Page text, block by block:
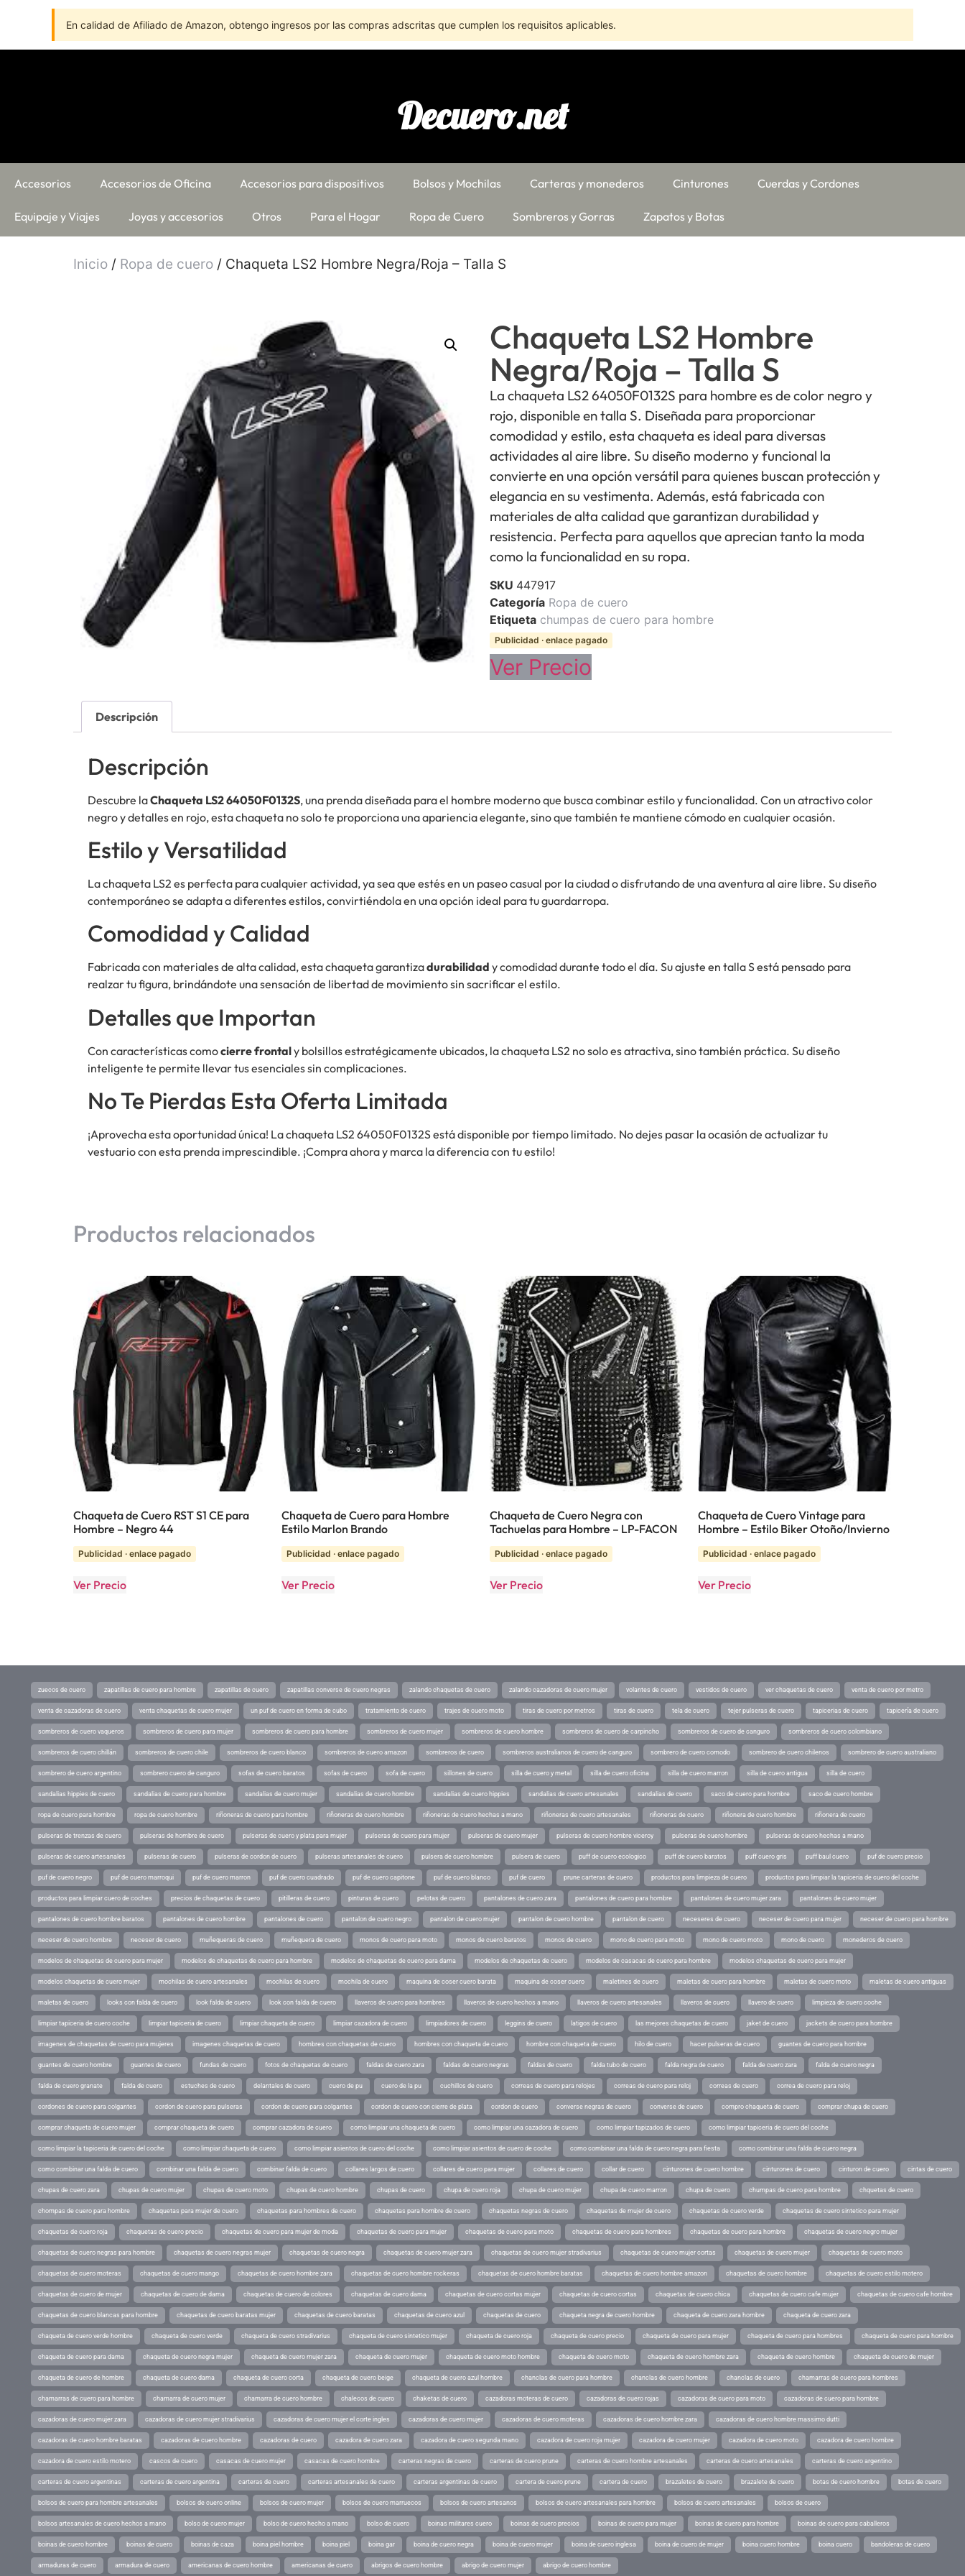
En calidad de Afiliado de Amazon, obtengo ingresos por las compras adscritas que cumplen los requisitos aplicables.
Decuero.net
Accesorios Accesorios de Oficina Accesorios para dispositivos Bolsos y Mochilas Carteras y monederos Cinturones Cuerdas y Cordones
Equipaje y Viajes Joyas y accesorios Otros Para el Hogar Ropa de Cuero Sombreros y Gorras Zapatos y Botas
Inicio / Ropa de cuero / Chaqueta LS2 Hombre Negra/Roja – Talla S
Chaqueta LS2 Hombre
Negra/Roja – Talla S
La chaqueta LS2 64050F0132S para hombre es de color negro y
rojo, disponible en talla S. Diseñada para proporcionar
comodidad y estilo, esta chaqueta es ideal para diversas
actividades al aire libre. Su diseño moderno y funcional la
convierte en una opción versátil para quienes buscan protección y
elegancia en su vestimenta. Además, está fabricada con
materiales de alta calidad que garantizan durabilidad y
resistencia. Perfecta para aquellos que aprecian tanto la moda
como la funcionalidad en su ropa.
SKU 447917
Categoría Ropa de cuero
Etiqueta chumpas de cuero para hombre
Publicidad · enlace pagado
Ver Precio
Descripción
Descripción
Descubre laChaqueta LS2 64050F0132S, una prenda diseñada para el hombre moderno que busca combinar estilo y funcionalidad. Con un atractivo color
negro y detalles en rojo, esta chaqueta no solo te proporciona una apariencia elegante, sino que también te mantiene cómodo en cualquier ocasión.
Estilo y Versatilidad
La chaqueta LS2 es perfecta para cualquier actividad, ya sea que estés en un paseo casual por la ciudad o disfrutando de una aventura al aire libre. Su diseño
contemporáneo se adapta a diferentes estilos, convirtiéndola en una opción ideal para tu guardarropa.
Comodidad y Calidad
Fabricada con materiales de alta calidad, esta chaqueta garantizadurabilidad y comodidad durante todo el día. Su ajuste en talla S está pensado para
realzar tu figura, brindándote una sensación de libertad de movimiento sin sacrificar el estilo.
Detalles que Importan
Con características comocierre frontaly bolsillos estratégicamente ubicados, la chaqueta LS2 no solo es atractiva, sino también práctica. Su diseño
inteligente te permite llevar tus esenciales sin complicaciones.
No Te Pierdas Esta Oferta Limitada
¡Aprovecha esta oportunidad única! La chaqueta LS2 64050F0132S está disponible por tiempo limitado. No dejes pasar la ocasión de actualizar tu
vestuario con esta prenda imprescindible. ¡Compra ahora y marca la diferencia con tu estilo!
Productos relacionados
Chaqueta de Cuero RST S1 CE para
Hombre – Negro 44
Publicidad · enlace pagado
Ver Precio
Chaqueta de Cuero para Hombre
Estilo Marlon Brando
Publicidad · enlace pagado
Ver Precio
Chaqueta de Cuero Negra con
Tachuelas para Hombre – LP-FACON
Publicidad · enlace pagado
Ver Precio
Chaqueta de Cuero Vintage para
Hombre – Estilo Biker Otoño/Invierno
Publicidad · enlace pagado
Ver Precio
zuecos de cuero zapatillas de cuero para hombre zapatillas de cuero zapatillas converse de cuero negras zalando chaquetas de cuero zalando cazadoras de cuero mujer volantes de cuero vestidos de cuero ver chaquetas de cuero venta de cuero por metro
venta de cazadoras de cuero venta chaquetas de cuero mujer un puf de cuero en forma de cubo tratamiento de cuero trajes de cuero moto tiras de cuero por metros tiras de cuero tela de cuero tejer pulseras de cuero tapicerias de cuero tapicería de cuero
sombreros de cuero vaqueros sombreros de cuero para mujer sombreros de cuero para hombre sombreros de cuero mujer sombreros de cuero hombre sombreros de cuero de carpincho sombreros de cuero de canguro sombreros de cuero colombiano
sombreros de cuero chillán sombreros de cuero chile sombreros de cuero blanco sombreros de cuero amazon sombreros de cuero sombreros australianos de cuero de canguro sombrero de cuero comodo sombrero de cuero chilenos sombrero de cuero australiano
sombrero de cuero argentino sombrero cuero de canguro sofas de cuero baratos sofas de cuero sofa de cuero sillones de cuero silla de cuero y metal silla de cuero oficina silla de cuero marron silla de cuero antigua silla de cuero
sandalias hippies de cuero sandalias de cuero para hombre sandalias de cuero mujer sandalias de cuero hombre sandalias de cuero hippies sandalias de cuero artesanales sandalias de cuero saco de cuero para hombre saco de cuero hombre
ropa de cuero para hombre ropa de cuero hombre riñoneras de cuero para hombre riñoneras de cuero hombre riñoneras de cuero hechas a mano riñoneras de cuero artesanales riñoneras de cuero riñonera de cuero hombre riñonera de cuero
pulseras de trenzas de cuero pulseras de hombre de cuero pulseras de cuero y plata para mujer pulseras de cuero para mujer pulseras de cuero mujer pulseras de cuero hombre viceroy pulseras de cuero hombre pulseras de cuero hechas a mano
pulseras de cuero artesanales pulseras de cuero pulseras de cordon de cuero pulseras artesanales de cuero pulsera de cuero hombre pulsera de cuero puff de cuero ecologico puff de cuero baratos puff cuero gris puff baul cuero puf de cuero precio
puf de cuero negro puf de cuero marroqui puf de cuero marron puf de cuero cuadrado puf de cuero capitone puf de cuero blanco puf de cuero prune carteras de cuero productos para limpieza de cuero productos para limpiar la tapiceria de cuero del coche
productos para limpiar cuero de coches precios de chaquetas de cuero pitilleras de cuero pinturas de cuero pelotas de cuero pantalones de cuero zara pantalones de cuero para hombre pantalones de cuero mujer zara pantalones de cuero mujer
pantalones de cuero hombre baratos pantalones de cuero hombre pantalones de cuero pantalon de cuero negro pantalon de cuero mujer pantalon de cuero hombre pantalon de cuero neceseres de cuero neceser de cuero para mujer neceser de cuero para hombre
neceser de cuero hombre neceser de cuero muñequeras de cuero muñequera de cuero monos de cuero para moto monos de cuero baratos monos de cuero mono de cuero para moto mono de cuero moto mono de cuero monederos de cuero
modelos de chaquetas de cuero para mujer modelos de chaquetas de cuero para hombre modelos de chaquetas de cuero para dama modelos de chaquetas de cuero modelos de casacas de cuero para hombre modelos chaquetas de cuero para mujer
modelos chaquetas de cuero mujer mochilas de cuero artesanales mochilas de cuero mochila de cuero maquina de coser cuero barata maquina de coser cuero maletines de cuero maletas de cuero para hombre maletas de cuero moto maletas de cuero antiguas
maletas de cuero looks con falda de cuero look falda de cuero look con falda de cuero llaveros de cuero para hombres llaveros de cuero hechos a mano llaveros de cuero artesanales llaveros de cuero llavero de cuero limpieza de cuero coche
limpiar tapiceria de cuero coche limpiar tapiceria de cuero limpiar chaqueta de cuero limpiar cazadora de cuero limpiadores de cuero leggins de cuero latigos de cuero las mejores chaquetas de cuero jaket de cuero jackets de cuero para hombre
imagenes de chaquetas de cuero para mujeres imagenes chaquetas de cuero hombres con chaquetas de cuero hombres con chaqueta de cuero hombre con chaqueta de cuero hilo de cuero hacer pulseras de cuero guantes de cuero para hombre
guantes de cuero hombre guantes de cuero fundas de cuero fotos de chaquetas de cuero faldas de cuero zara faldas de cuero negras faldas de cuero falda tubo de cuero falda negra de cuero falda de cuero zara falda de cuero negra
falda de cuero granate falda de cuero estuches de cuero delantales de cuero cuero de pu cuero de la pu cuchillos de cuero correas de cuero para relojes correas de cuero para reloj correas de cuero correa de cuero para reloj
cordones de cuero para colgantes cordon de cuero para pulseras cordon de cuero para colgantes cordon de cuero con cierre de plata cordon de cuero converse negras de cuero converse de cuero compro chaqueta de cuero comprar chupa de cuero
comprar chaqueta de cuero mujer comprar chaqueta de cuero comprar cazadora de cuero como limpiar una chaqueta de cuero como limpiar una cazadora de cuero como limpiar tapizados de cuero como limpiar tapiceria de cuero del coche
como limpiar la tapiceria de cuero del coche como limpiar chaqueta de cuero como limpiar asientos de cuero del coche como limpiar asientos de cuero de coche como combinar una falda de cuero negra para fiesta como combinar una falda de cuero negra
como combinar una falda de cuero combinar una falda de cuero combinar falda de cuero collares largos de cuero collares de cuero para mujer collares de cuero collar de cuero cinturones de cuero hombre cinturones de cuero cinturon de cuero cintas de cuero
chupas de cuero zara chupas de cuero mujer chupas de cuero moto chupas de cuero hombre chupas de cuero chupa de cuero roja chupa de cuero mujer chupa de cuero marron chupa de cuero chumpas de cuero para hombre chquetas de cuero
chompas de cuero para hombre chaquetas para mujer de cuero chaquetas para hombres de cuero chaquetas para hombre de cuero chaquetas negras de cuero chaquetas de mujer de cuero chaquetas de cuero verde chaquetas de cuero sintetico para mujer
chaquetas de cuero roja chaquetas de cuero precio chaquetas de cuero para mujer de moda chaquetas de cuero para mujer chaquetas de cuero para moto chaquetas de cuero para hombres chaquetas de cuero para hombre chaquetas de cuero negro mujer
chaquetas de cuero negras para hombre chaquetas de cuero negras mujer chaquetas de cuero negra chaquetas de cuero mujer zara chaquetas de cuero mujer stradivarius chaquetas de cuero mujer cortas chaquetas de cuero mujer chaquetas de cuero moto
chaquetas de cuero moteras chaquetas de cuero mango chaquetas de cuero hombre zara chaquetas de cuero hombre rockeras chaquetas de cuero hombre baratas chaquetas de cuero hombre amazon chaquetas de cuero hombre chaquetas de cuero estilo motero
chaquetas de cuero de mujer chaquetas de cuero de dama chaquetas de cuero de colores chaquetas de cuero dama chaquetas de cuero cortas mujer chaquetas de cuero cortas chaquetas de cuero chica chaquetas de cuero cafe mujer chaquetas de cuero cafe hombre
chaquetas de cuero blancas para hombre chaquetas de cuero baratas mujer chaquetas de cuero baratas chaquetas de cuero azul chaquetas de cuero chaqueta negra de cuero hombre chaqueta de cuero zara hombre chaqueta de cuero zara
chaqueta de cuero verde hombre chaqueta de cuero verde chaqueta de cuero stradivarius chaqueta de cuero sintetico mujer chaqueta de cuero roja chaqueta de cuero precio chaqueta de cuero para mujer chaqueta de cuero para hombres chaqueta de cuero para hombre
chaqueta de cuero para dama chaqueta de cuero negra mujer chaqueta de cuero mujer zara chaqueta de cuero mujer chaqueta de cuero moto hombre chaqueta de cuero moto chaqueta de cuero hombre zara chaqueta de cuero hombre chaqueta de cuero de mujer
chaqueta de cuero de hombre chaqueta de cuero dama chaqueta de cuero corta chaqueta de cuero beige chaqueta de cuero azul hombre chanclas de cuero para hombre chanclas de cuero hombre chanclas de cuero chamarras de cuero para hombres
chamarras de cuero para hombre chamarra de cuero mujer chamarra de cuero hombre chalecos de cuero chaketas de cuero cazadoras moteras de cuero cazadoras de cuero rojas cazadoras de cuero para moto cazadoras de cuero para hombre
cazadoras de cuero mujer zara cazadoras de cuero mujer stradivarius cazadoras de cuero mujer el corte ingles cazadoras de cuero mujer cazadoras de cuero moteras cazadoras de cuero hombre zara cazadoras de cuero hombre massimo dutti
cazadoras de cuero hombre baratas cazadoras de cuero hombre cazadoras de cuero cazadora de cuero zara cazadora de cuero segunda mano cazadora de cuero roja mujer cazadora de cuero mujer cazadora de cuero moto cazadora de cuero hombre
cazadora de cuero estilo motero cascos de cuero casacas de cuero mujer casacas de cuero hombre carteras negras de cuero carteras de cuero prune carteras de cuero hombre artesanales carteras de cuero artesanales carteras de cuero argentino
carteras de cuero argentinas carteras de cuero argentina carteras de cuero carteras artesanales de cuero carteras argentinas de cuero cartera de cuero prune cartera de cuero brazaletes de cuero brazalete de cuero botas de cuero hombre botas de cuero
bolsos de cuero para hombre artesanales bolsos de cuero online bolsos de cuero mujer bolsos de cuero marruecos bolsos de cuero artesanos bolsos de cuero artesanales para hombre bolsos de cuero artesanales bolsos de cuero
bolsos artesanales de cuero hechos a mano bolso de cuero mujer bolso de cuero hecho a mano bolso de cuero boinas militares cuero boinas de cuero precios boinas de cuero para mujer boinas de cuero para hombre boinas de cuero para caballeros
boinas de cuero hombre boinas de cuero boinas de caza boina piel hombre boina piel boina gar boina de cuero negra boina de cuero mujer boina de cuero inglesa boina de cuero de mujer boina cuero hombre boina cuero bandoleras de cuero
armaduras de cuero armadura de cuero americanas de cuero hombre americanas de cuero abrigos de cuero hombre abrigo de cuero mujer abrigo de cuero hombre